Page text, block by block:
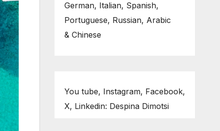
German, Italian, Spanish,
Portuguese, Russian, Arabic
& Chinese
You tube, Instagram, Facebook,
X, Linkedin: Despina Dimotsi